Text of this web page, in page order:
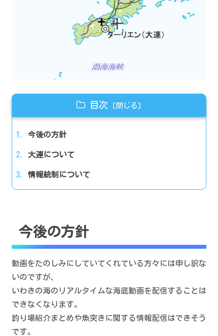
目次
今後の方針
大連について
情報統制について
今後の方針
動画をたのしみにしていてくれている方々には申し訳な
いのですが、
いわきの海のリアルタイムな海底動画を配信することは
できなくなります。
釣り場紹介まとめや魚突きに関する情報配信はできそう
です。